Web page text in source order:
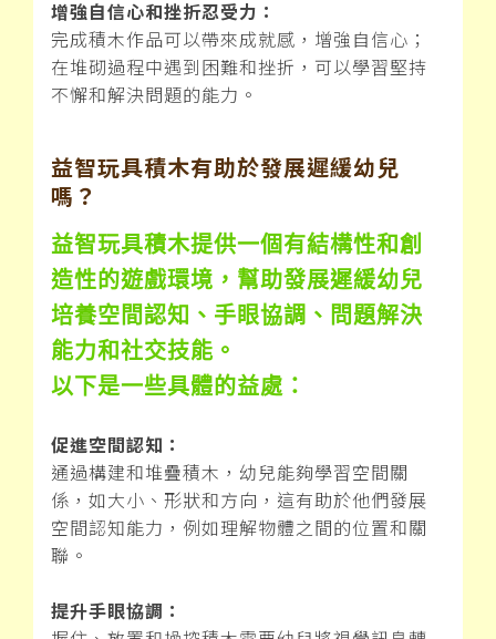
增強自信心和挫折忍受力：
完成積木作品可以帶來成就感，增強自信心；
在堆砌過程中遇到困難和挫折，可以學習堅持
不懈和解決問題的能力。
益智玩具積木有助於發展遲緩幼兒
嗎？
益智玩具積木提供一個有結構性和創
造性的遊戲環境，幫助發展遲緩幼兒
培養空間認知、手眼協調、問題解決
能力和社交技能。
以下是一些具體的益處：
促進空間認知：
通過構建和堆疊積木，幼兒能夠學習空間關
係，如大小、形狀和方向，這有助於他們發展
空間認知能力，例如理解物體之間的位置和關
聯。
提升手眼協調：